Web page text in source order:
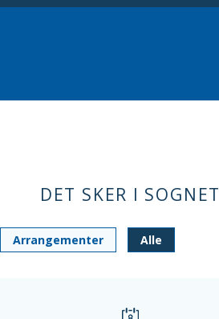
DET SKER I SOGNET
Arrangementer Alle